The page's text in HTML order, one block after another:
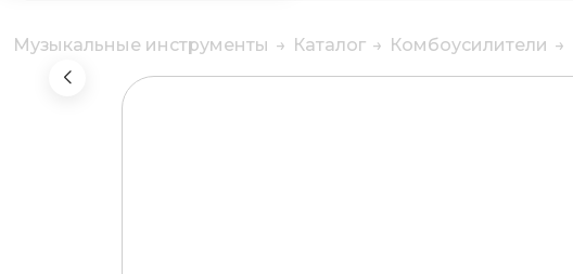
Музыкальные инструменты Каталог Комбо­усилители